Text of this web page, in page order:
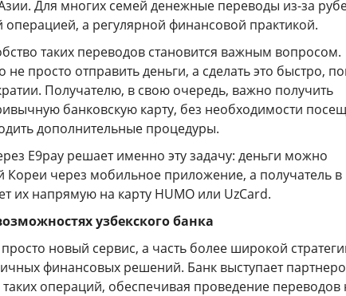
Для многих семей денежные переводы из-за
операцией, а регулярной финансовой практикой.
таких переводов становится важным вопросом.
просто отправить деньги, а сделать это быстро,
Получателю, в свою очередь, важно получить
банковскую карту, без необходимости
дополнительные процедуры.
E9pay решает именно эту задачу: деньги можно
через мобильное приложение, а получатель в
их напрямую на карту HUMO или UzCard.
узбекского банка
новый сервис, а часть более широкой
финансовых решений. Банк выступает
операций, обеспечивая проведение переводов